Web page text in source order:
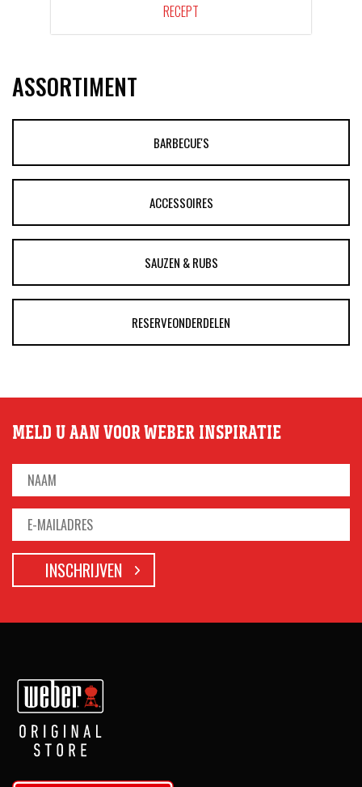
RECEPT
ASSORTIMENT
BARBECUE'S
ACCESSOIRES
SAUZEN & RUBS
RESERVEONDERDELEN
MELD U AAN VOOR WEBER INSPIRATIE